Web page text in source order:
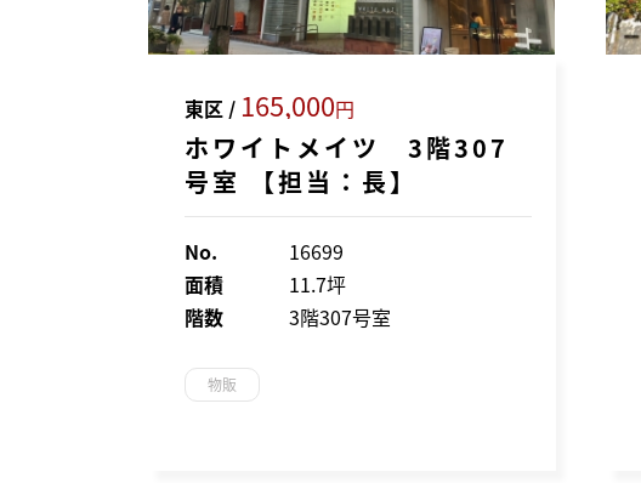
東区 / 165,000円
ホワイトメイツ 3階307
号室 【担当：長】
No.
16699
面積
11.7坪
階数
3階307号室
物販